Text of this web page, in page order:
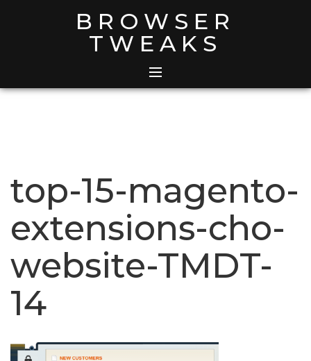
BROWSER
TWEAKS
top-15-magento-
extensions-cho-
website-TMDT-
14